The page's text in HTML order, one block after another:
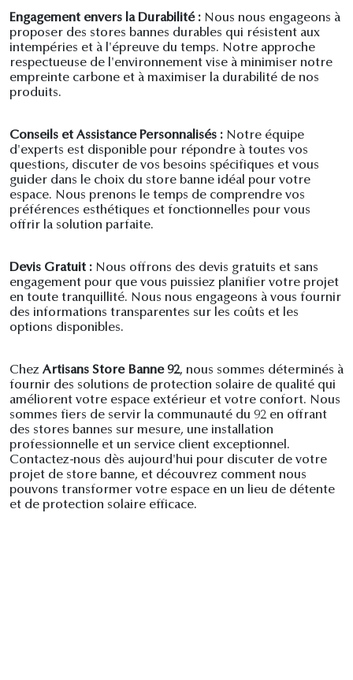
Engagement envers la Durabilité : Nous nous engageons à
proposer des stores bannes durables qui résistent aux
intempéries et à l'épreuve du temps. Notre approche
respectueuse de l'environnement vise à minimiser notre
empreinte carbone et à maximiser la durabilité de nos
produits.
Conseils et Assistance Personnalisés : Notre équipe
d'experts est disponible pour répondre à toutes vos
questions, discuter de vos besoins spécifiques et vous
guider dans le choix du store banne idéal pour votre
espace. Nous prenons le temps de comprendre vos
préférences esthétiques et fonctionnelles pour vous
offrir la solution parfaite.
Devis Gratuit : Nous offrons des devis gratuits et sans
engagement pour que vous puissiez planifier votre projet
en toute tranquillité. Nous nous engageons à vous fournir
des informations transparentes sur les coûts et les
options disponibles.
Chez Artisans Store Banne 92, nous sommes déterminés à
fournir des solutions de protection solaire de qualité qui
améliorent votre espace extérieur et votre confort. Nous
sommes fiers de servir la communauté du 92 en offrant
des stores bannes sur mesure, une installation
professionnelle et un service client exceptionnel.
Contactez-nous dès aujourd'hui pour discuter de votre
projet de store banne, et découvrez comment nous
pouvons transformer votre espace en un lieu de détente
et de protection solaire efficace.